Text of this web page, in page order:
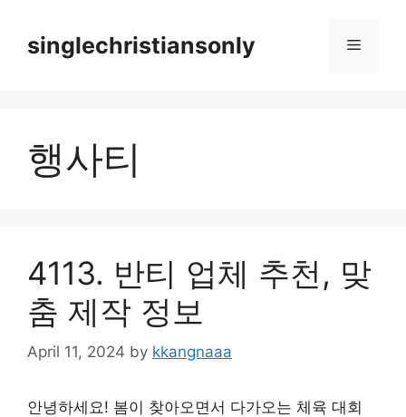
contentsinglechristiansonly Menu
행사티
4113. 반티 업체 추천, 맞
춤 제작 정보
April 11, 2024 by kkangnaaa
안녕하세요! 봄이 찾아오면서 다가오는 체육 대회